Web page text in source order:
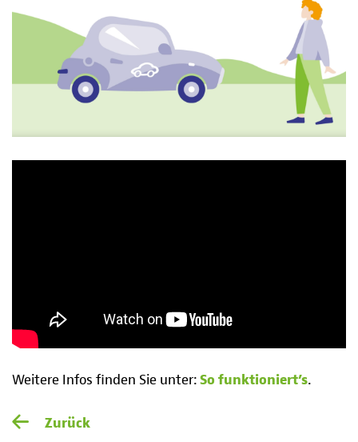
Weitere Infos finden Sie unter: So funktioniert’s.
Zurück